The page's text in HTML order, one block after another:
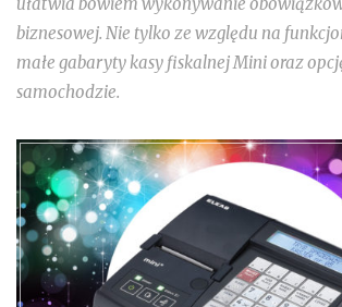
biznesowej. Nie tylko ze względu na
małe gabaryty kasy fiskalnej Mini oraz
samochodzie.